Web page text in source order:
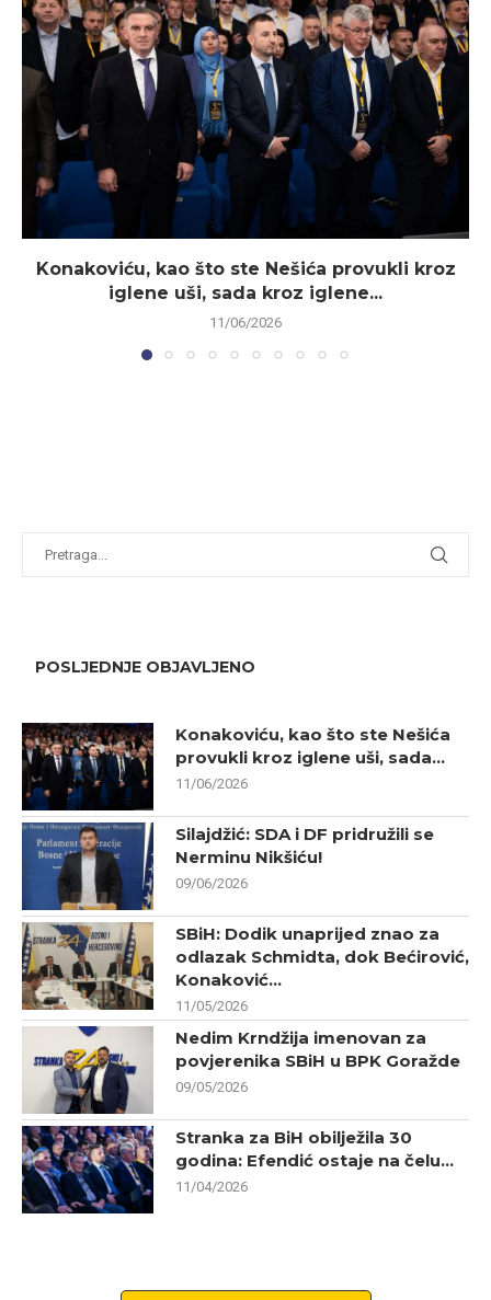
Konakoviću, kao što ste Nešića provukli kroz
iglene uši, sada kroz iglene...
11/06/2026
POSLJEDNJE OBJAVLJENO
Konakoviću, kao što ste Nešića
provukli kroz iglene uši, sada...
11/06/2026
Silajdžić: SDA i DF pridružili se
Nerminu Nikšiću!
09/06/2026
SBiH: Dodik unaprijed znao za
odlazak Schmidta, dok Bećirović,
Konaković...
11/05/2026
Nedim Krndžija imenovan za
povjerenika SBiH u BPK Goražde
09/05/2026
Stranka za BiH obilježila 30
godina: Efendić ostaje na čelu...
11/04/2026